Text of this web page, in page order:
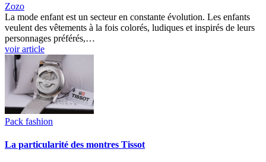
Zozo
La mode enfant est un secteur en constante évolution. Les enfants
veulent des vêtements à la fois colorés, ludiques et inspirés de leurs
personnages préférés,…
voir article
Pack fashion
La particularité des montres Tissot